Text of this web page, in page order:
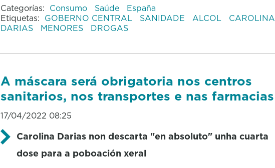
Categorías: Consumo Saúde
España
Etiquetas: GOBERNO CENTRAL SANIDADE ALCOL
CAROLINA
DARIAS
MENORES DROGAS
A máscara será obrigatoria nos centros
sanitarios, nos transportes e nas farmacias
17/04/2022 08:25
Carolina Darias non descarta "en absoluto" unha cuarta
dose para a poboación xeral